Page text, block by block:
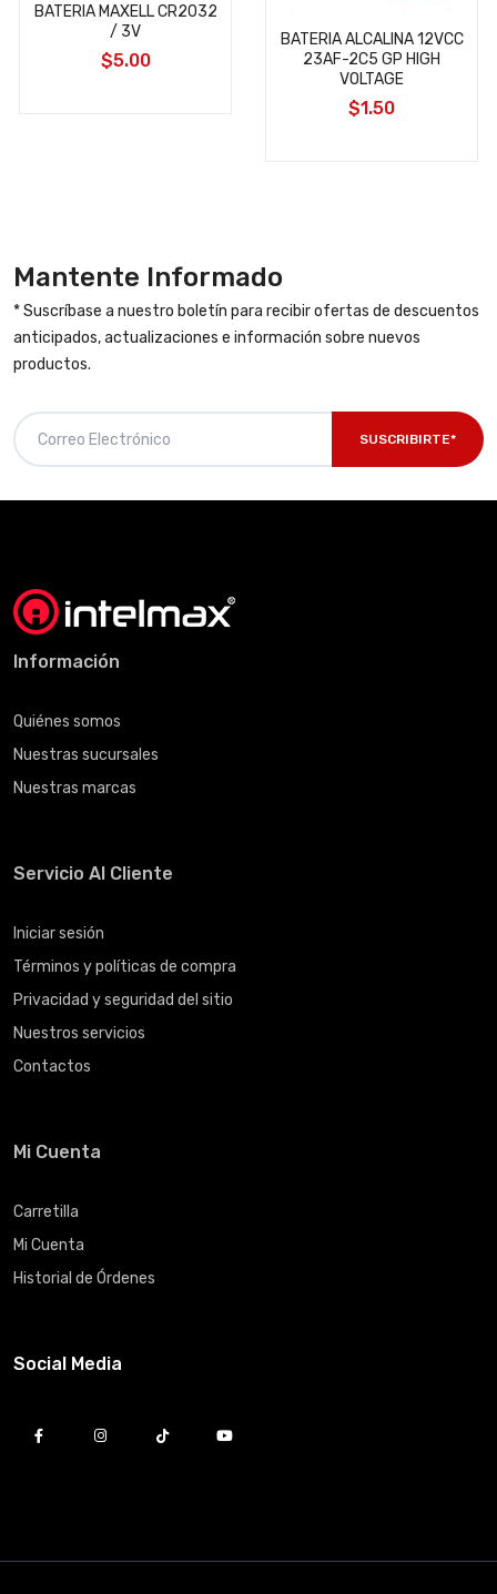
BATERIA MAXELL CR2032
/ 3V
$5.00
BATERIA ALCALINA 12VCC
23AF-2C5 GP HIGH
VOLTAGE
$1.50
Mantente Informado
* Suscríbase a nuestro boletín para recibir ofertas de descuentos
anticipados, actualizaciones e información sobre nuevos
productos.
SUSCRIBIRTE*
Información
Quiénes somos
Nuestras sucursales
Nuestras marcas
Servicio Al Cliente
Iniciar sesión
Términos y políticas de compra
Privacidad y seguridad del sitio
Nuestros servicios
Contactos
Mi Cuenta
Carretilla
Mi Cuenta
Historial de Órdenes
Social Media